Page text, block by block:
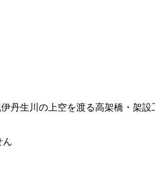
丹生川の上空を渡る高架橋・架
ん